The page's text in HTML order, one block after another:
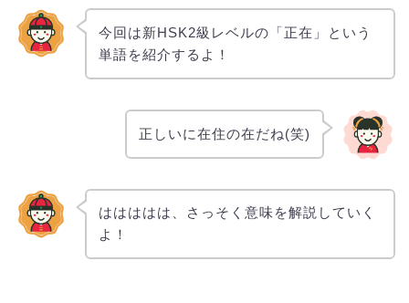
今回は新HSK2級レベルの「正在」という
単語を紹介するよ！
正しいに在住の在だね(笑)
ははははは、さっそく意味を解説していく
よ！